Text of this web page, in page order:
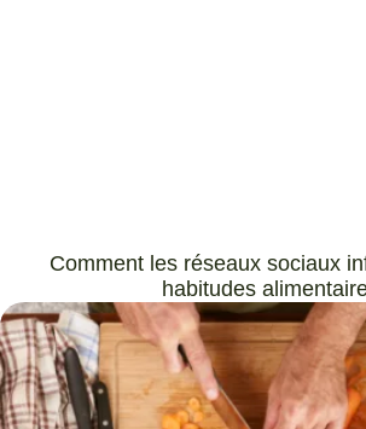
Comment les réseaux sociaux
habitudes